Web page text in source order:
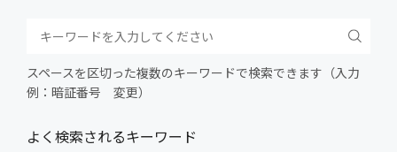
スペースを区切った複数のキーワードで検索できます（入力
例：暗証番号 変更）
よく検索されるキーワード